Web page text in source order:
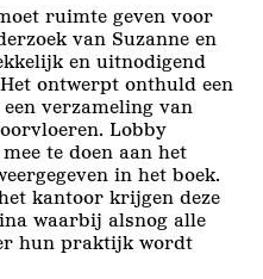
ruimte geven voor
van Suzanne en
en uitnodigend
ontwerpt onthuld een
verzameling van
Lobby
te doen aan het
in het boek.
kantoor krijgen deze
waarbij alsnog alle
hun praktijk wordt